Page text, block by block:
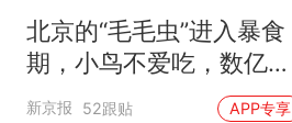
北京的“毛毛虫”进入暴食
期，小鸟不爱吃，数亿头
小蜂迎战
新京报 52跟贴 APP专享